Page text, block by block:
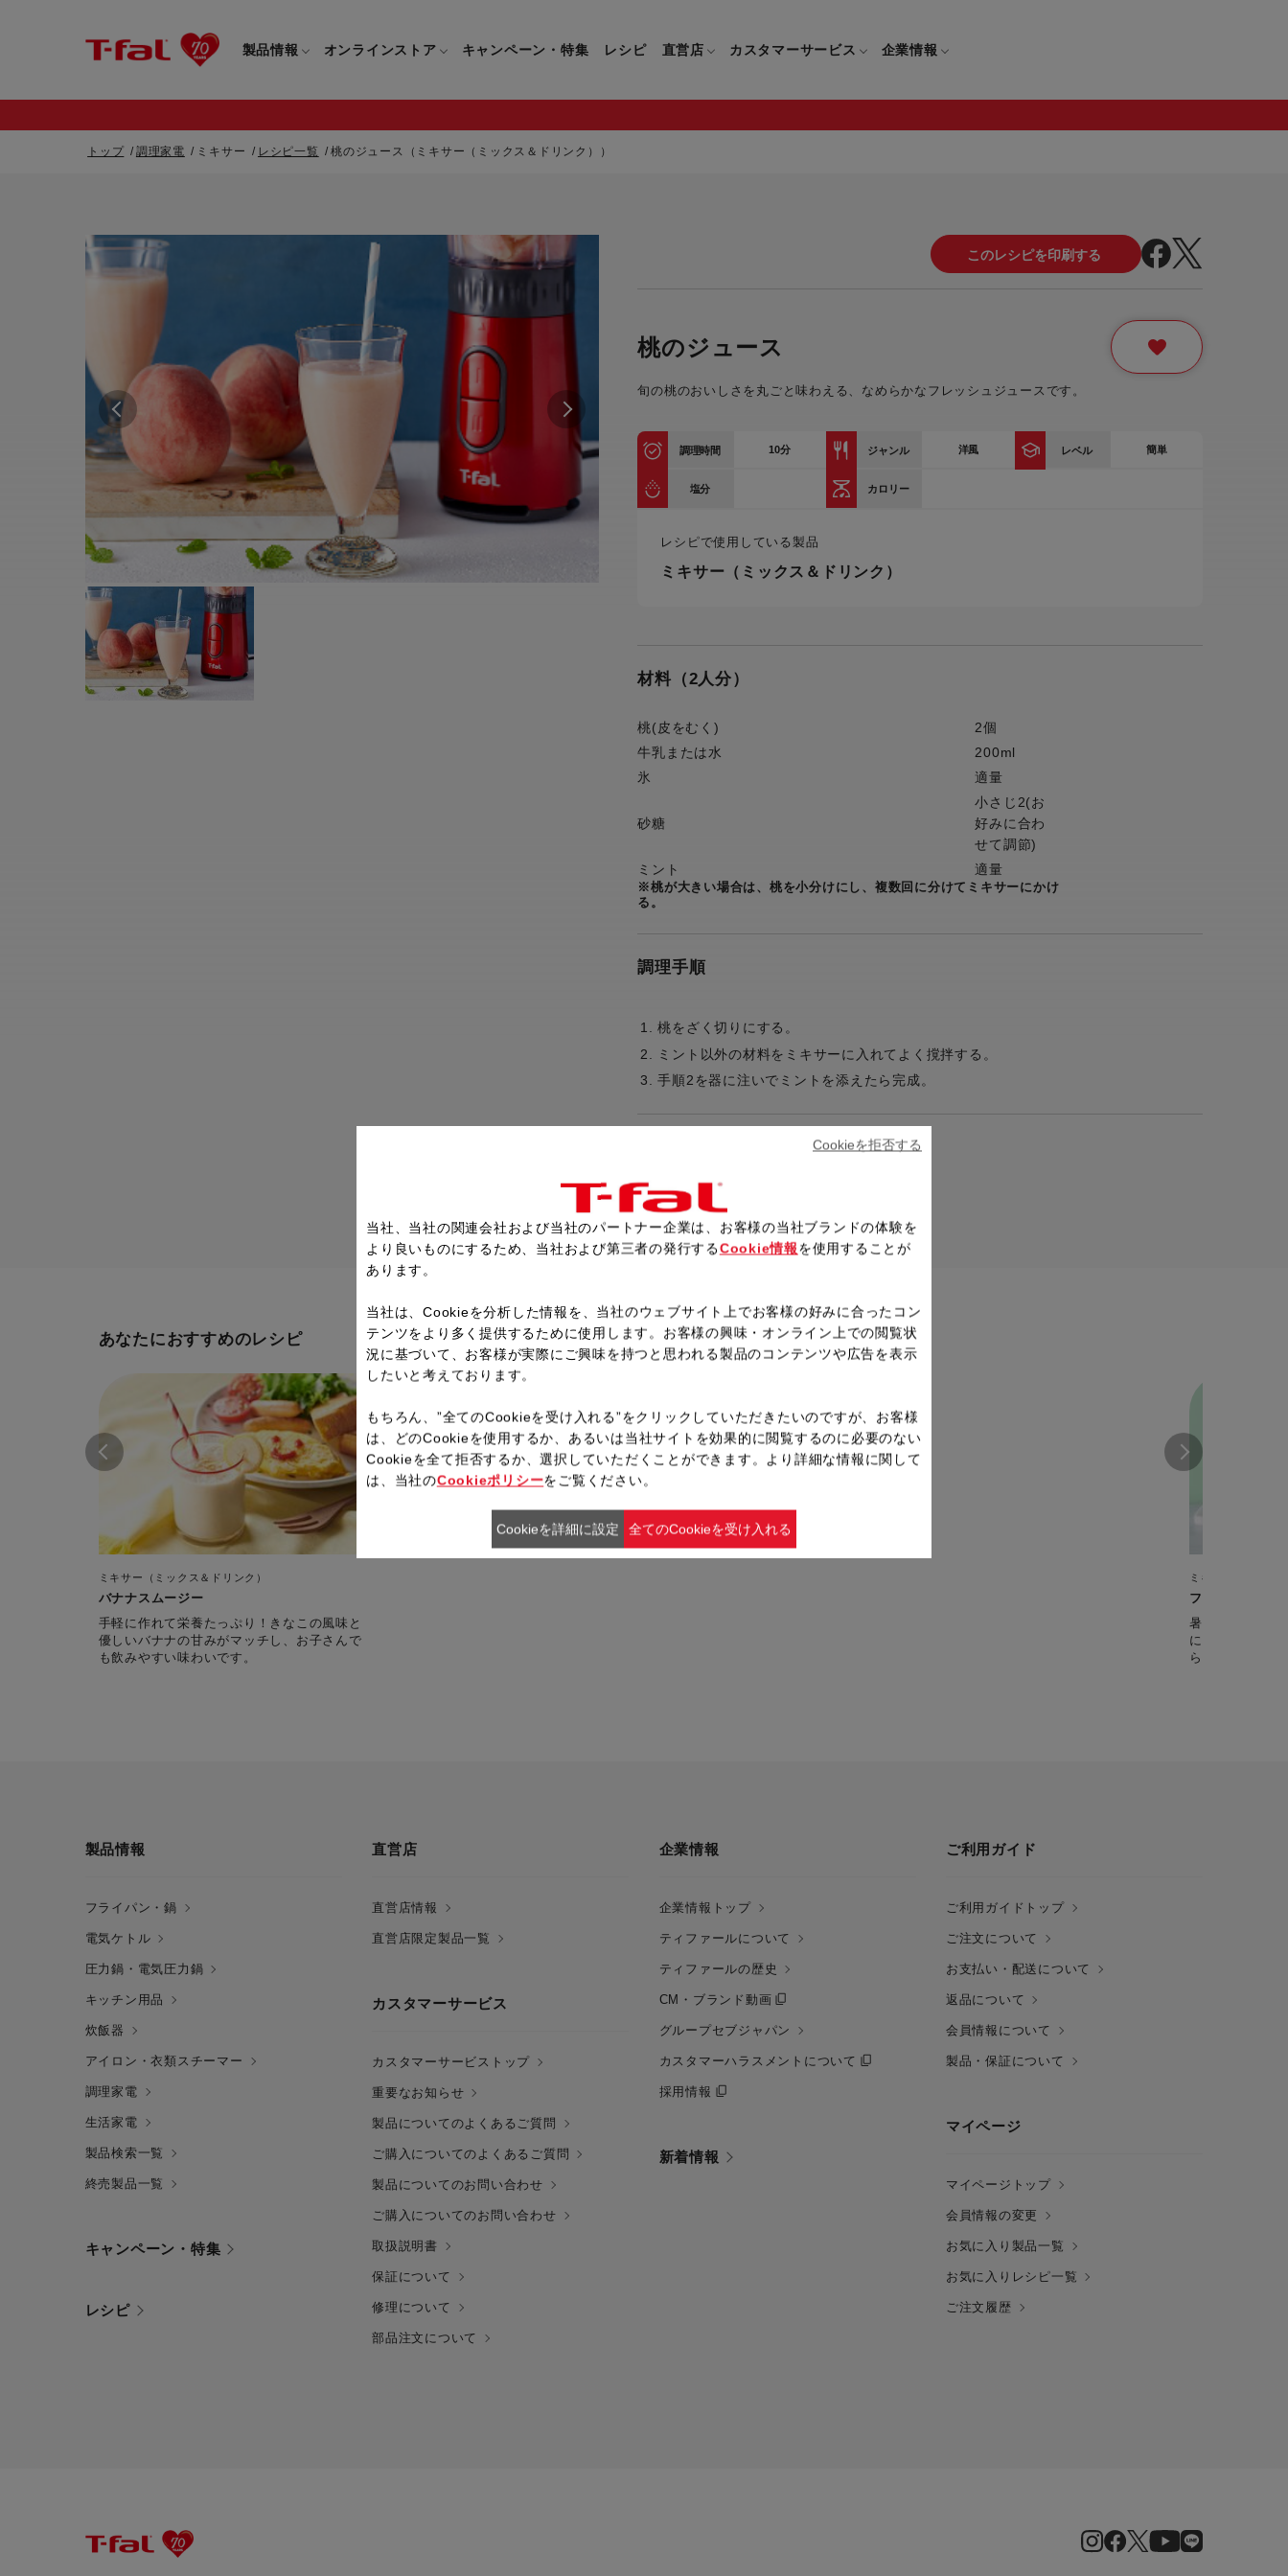
製品情報
すべてのフライパン・鍋
取っ手つきフライパン・鍋
取っ手のとれるフライパン・鍋
電気ケトル
すべての電気ケトル
圧力鍋・電気圧力鍋
すべての圧力鍋・電気圧力鍋
すべてのキッチン用品
ドリンクウェア
キッチンツール
カトラリー
炊飯器
すべてのアイロン・衣類スチーマー
衣類スチーマー専用タイプ(1way)
スチームアイロン
フードプロセッサー
トースター
電気圧力鍋
生活家電
オンラインストア
すべてのフライパン・鍋一覧
取っ手つきフライパン・鍋一覧
取っ手のとれるフライパン・鍋一覧
電気ケトル一覧
すべての電気ケトル一覧
圧力鍋・電気圧力鍋一覧
すべての圧力鍋・電気圧力鍋一覧
圧力鍋一覧
電気圧力鍋一覧
すべてのキッチン用品一覧
キッチンナイフ(包丁)一覧
マルチみじん切り器一覧
保存容器一覧
ドリンクウェア一覧
キッチンツール一覧
カトラリー一覧
炊飯器一覧
すべてのアイロン・衣類スチーマー
衣類スチーマーアイロン兼用タイプ
衣類スチーマー専用タイプ(1way)一
フードプロセッサー一覧
トースター一覧
電気圧力鍋一覧
生活家電一覧
ギフト・プレゼント特集
キャンペーン・特集 レシピ 直営店 カスタマーサービス
製品についてのよくあるご質問
ご購入についてのよくあるご質問
ティファール会員に関するよくある
ご質問
保証について
企業情報
について
採用情報
トップ 調理家電 ミキサー レシピ一覧 桃のジュース（ミキサー（ミックス＆ドリンク））
桃のジュース
旬の桃のおいしさを丸ごと味わえる、なめらかなフレッシュジュースです。
調理時間 10分 ジャンル 洋風 レベル 簡単
塩分 カロリー
レシピで使用している製品
ミキサー（ミックス＆ドリンク）
材料（2人分）
桃(皮をむく)
2個
牛乳または水
200ml
氷
適量
砂糖
小さじ2(お
好みに合わ
せて調節)
ミント
適量
※桃が大きい場合は、桃を小分けにし、複数回に分けてミキサーにかけ
る。
調理手順
桃をざく切りにする。
ミント以外の材料をミキサーに入れてよく撹拌する。
手順2を器に注いでミントを添えたら完成。
レシピ一覧へ戻る
あなたにおすすめのレシピ
ミキサー（ミックス＆ドリンク）
バナナスムージー
手軽に作れて栄養たっぷり！きなこの風味と
優しいバナナの甘みがマッチし、お子さんで
も飲みやすい味わいです。
ミキサー（ミック
フルーツたっぷ
暑い季節のおや
に貼り付けたオ
らしく♪
製品情報
フライパン・鍋
電気ケトル
圧力鍋・電気圧力鍋
キッチン用品
炊飯器
アイロン・衣類スチーマー
調理家電
生活家電
製品検索一覧
終売製品一覧
キャンペーン・特集
レシピ
直営店
直営店情報
直営店限定製品一覧
カスタマーサービス
カスタマーサービストップ
重要なお知らせ
製品についてのよくあるご質問
ご購入についてのよくあるご質問
製品についてのお問い合わせ
ご購入についてのお問い合わせ
取扱説明書
保証について
修理について
部品注文について
企業情報
企業情報トップ
ティファールについて
ティファールの歴史
CM・ブランド動画
グループセブジャパン
カスタマーハラスメントについて
採用情報
新着情報
ご利用ガイド
ご利用ガイドトップ
ご注文について
お支払い・配送について
返品について
会員情報について
製品・保証について
マイページ
マイページトップ
会員情報の変更
お気に入り製品一覧
お気に入りレシピ一覧
ご注文履歴
当社、当社の関連会社および当社のパートナー企業は、お客様の当社ブランドの体験を
より良いものにするため、当社および第三者の発行するCookie情報 を使用することが
あります。
当社は、Cookieを分析した情報を、当社のウェブサイト上でお客様の好みに合ったコン
テンツをより多く提供するために使用します。お客様の興味・オンライン上での閲覧状
況に基づいて、お客様が実際にご興味を持つと思われる製品のコンテンツや広告を表示
したいと考えております。
もちろん、”全てのCookieを受け入れる”をクリックしていただきたいのですが、お客様
は、どのCookieを使用するか、あるいは当社サイトを効果的に閲覧するのに必要のない
Cookieを全て拒否するか、選択していただくことができます。より詳細な情報に関して
は、当社のCookieポリシーをご覧ください。
Cookieを拒否する
Cookieを詳細に設定 全てのCookieを受け入れる